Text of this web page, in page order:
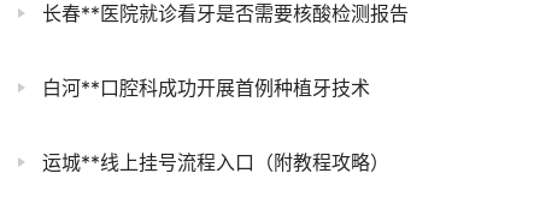
长春**医院就诊看牙是否需要核酸检测报告
白河**口腔科成功开展首例种植牙技术
运城**线上挂号流程入口（附教程攻略）